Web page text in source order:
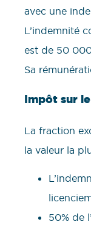
avec une
L’indemnité
est de 50
Sa
Impôt sur
La fraction
la valeur la
50% de